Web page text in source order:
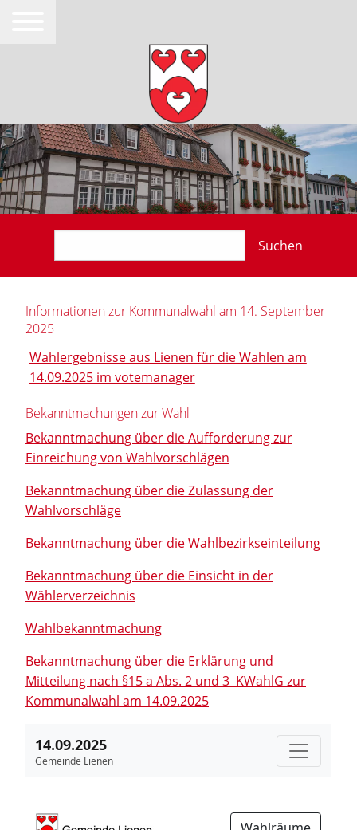
Suchen
Informationen zur Kommunalwahl am 14. September
2025
Wahlergebnisse aus Lienen für die Wahlen am
14.09.2025 im votemanager
Bekanntmachungen zur Wahl
Bekanntmachung über die Aufforderung zur
Einreichung von Wahlvorschlägen
Bekanntmachung über die Zulassung der
Wahlvorschläge
Bekanntmachung über die Wahlbezirkseinteilung
Bekanntmachung über die Einsicht in der
Wählerverzeichnis
Wahlbekanntmachung
Bekanntmachung über die Erklärung und
Mitteilung nach §15 a Abs. 2 und 3 KWahlG zur
Kommunalwahl am 14.09.2025